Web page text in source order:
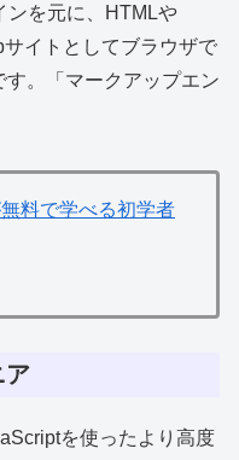
ンを元に、HTMLや
イトとしてブラウザで
。「マークアップエン
料で学べる初学者
ア
を使ったより高度